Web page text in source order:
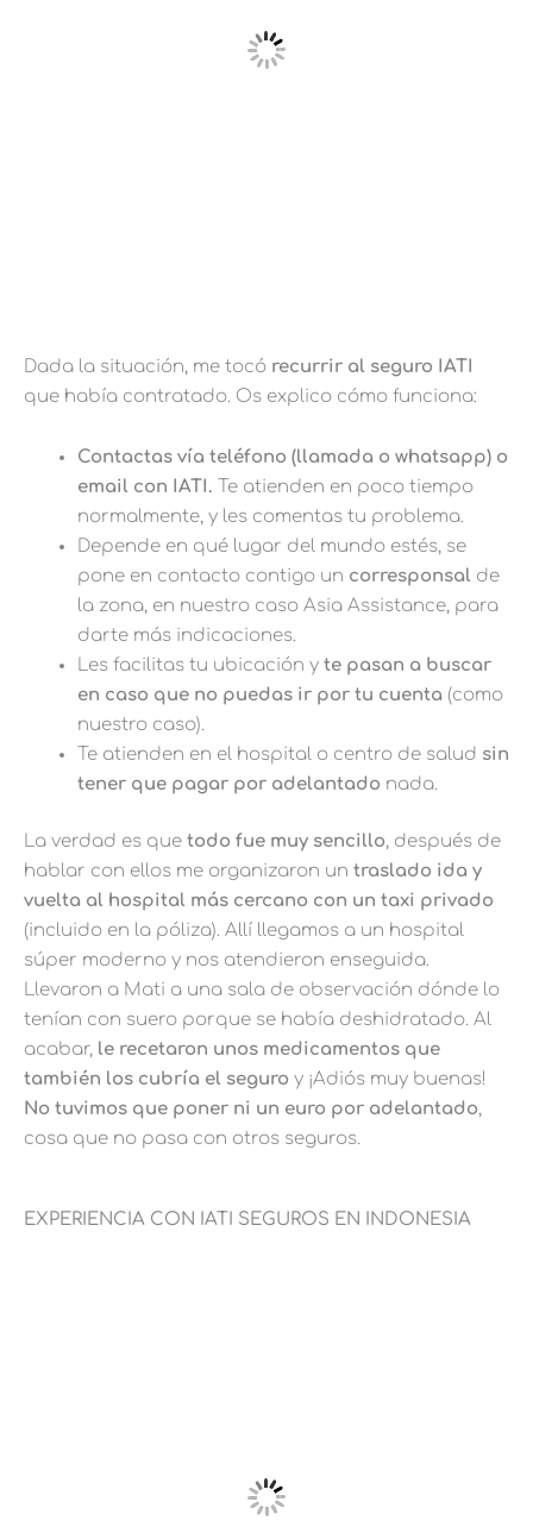
Dada la situación, me tocó recurrir al seguro IATI
que había contratado. Os explico cómo funciona:
Contactas vía teléfono (llamada o whatsapp) o
email con IATI. Te atienden en poco tiempo
normalmente, y les comentas tu problema.
Depende en qué lugar del mundo estés, se
pone en contacto contigo un corresponsal de
la zona, en nuestro caso Asia Assistance, para
darte más indicaciones.
Les facilitas tu ubicación y te pasan a buscar
en caso que no puedas ir por tu cuenta (como
nuestro caso).
Te atienden en el hospital o centro de salud sin
tener que pagar por adelantado nada.
La verdad es que todo fue muy sencillo, después de
hablar con ellos me organizaron un traslado ida y
vuelta al hospital más cercano con un taxi privado
(incluido en la póliza). Allí llegamos a un hospital
súper moderno y nos atendieron enseguida.
Llevaron a Mati a una sala de observación dónde lo
tenían con suero porque se había deshidratado. Al
acabar, le recetaron unos medicamentos que
también los cubría el seguro y ¡Adiós muy buenas!
No tuvimos que poner ni un euro por adelantado,
cosa que no pasa con otros seguros.
EXPERIENCIA CON IATI SEGUROS EN INDONESIA